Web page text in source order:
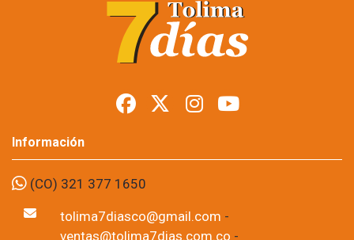
señalados de
almacenar drogas y
municiones
Foto: suministrada a Tolima7Días.